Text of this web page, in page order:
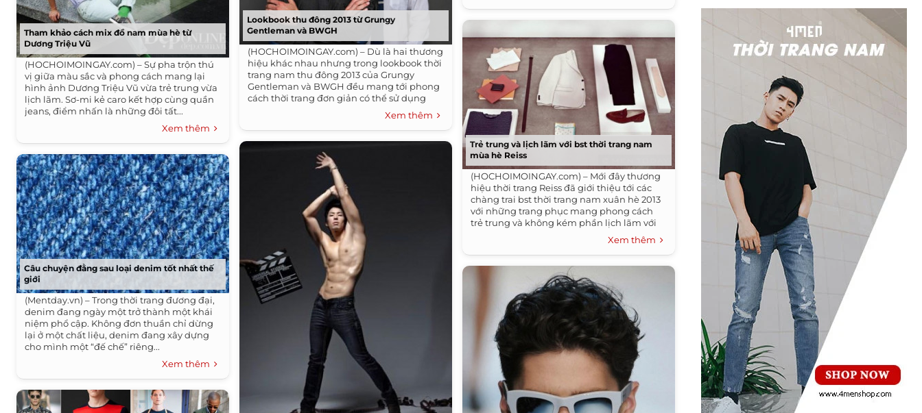
Tham khảo cách mix đồ nam mùa hè từ
Dương Triệu Vũ
(HOCHOIMOINGAY.com) – Sự pha trộn thú
vị giữa màu sắc và phong cách mang lại
hình ảnh Dương Triệu Vũ vừa trẻ trung vừa
lịch lãm. Sơ-mi kẻ caro kết hợp cùng quần
jeans, điểm nhấn là những đôi tất...
Xem thêm
Câu chuyện đằng sau loại denim tốt nhất thế
giới
(Mentday.vn) – Trong thời trang đương đại,
denim đang ngày một trở thành một khái
niệm phổ cập. Không đơn thuần chỉ dừng
lại ở một chất liệu, denim đang xây dựng
cho mình một “đế chế” riêng...
Xem thêm
Lookbook thu đông 2013 từ Grungy
Gentleman và BWGH
(HOCHOIMOINGAY.com) – Dù là hai thương
hiệu khác nhau nhưng trong lookbook thời
trang nam thu đông 2013 của Grungy
Gentleman và BWGH đều mang tới phong
cách thời trang đơn giản có thể sử dụng
Xem thêm
Trẻ trung và lịch lãm với bst thời trang nam
mùa hè Reiss
(HOCHOIMOINGAY.com) – Mới đây thương
hiệu thời trang Reiss đã giới thiệu tới các
chàng trai bst thời trang nam xuân hè 2013
với những trang phục mang phong cách
trẻ trung và không kém phần lịch lãm với
Xem thêm